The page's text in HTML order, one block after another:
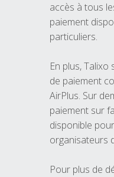
accès à tous
paiement
particuliers.
En plus,
de paiement
AirPlus. Sur
paiement sur
disponible
organisateurs
Pour plus de